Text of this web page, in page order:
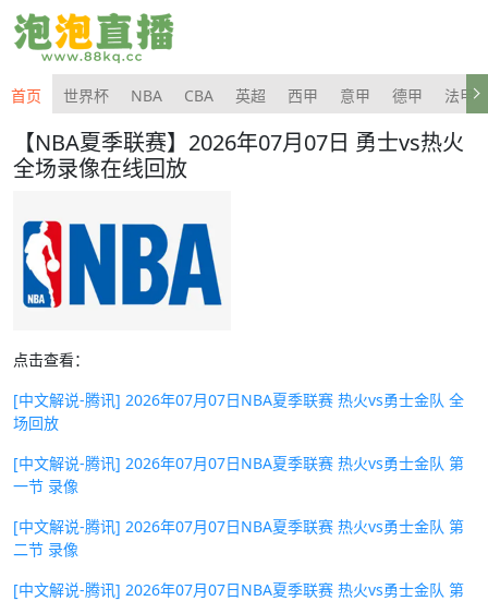
首页 世界杯 NBA CBA 英超 西甲 意甲 德甲 法甲
【NBA夏季联赛】2026年07月07日 勇士vs热火
全场录像在线回放
点击查看：
[中文解说-腾讯] 2026年07月07日NBA夏季联赛 热火vs勇士金队 全
场回放
[中文解说-腾讯] 2026年07月07日NBA夏季联赛 热火vs勇士金队 第
一节 录像
[中文解说-腾讯] 2026年07月07日NBA夏季联赛 热火vs勇士金队 第
二节 录像
[中文解说-腾讯] 2026年07月07日NBA夏季联赛 热火vs勇士金队 第